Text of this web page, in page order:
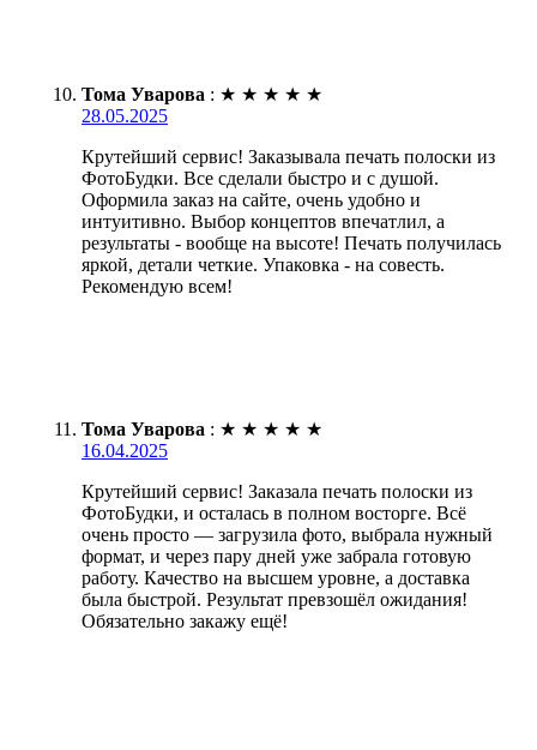
Тома Уварова : ★ ★ ★ ★ ★
28.05.2025
Крутейший сервис! Заказывала печать полоски из
ФотоБудки. Все сделали быстро и с душой.
Оформила заказ на сайте, очень удобно и
интуитивно. Выбор концептов впечатлил, а
результаты - вообще на высоте! Печать получилась
яркой, детали четкие. Упаковка - на совесть.
Рекомендую всем!
Тома Уварова : ★ ★ ★ ★ ★
16.04.2025
Крутейший сервис! Заказала печать полоски из
ФотоБудки, и осталась в полном восторге. Всё
очень просто — загрузила фото, выбрала нужный
формат, и через пару дней уже забрала готовую
работу. Качество на высшем уровне, а доставка
была быстрой. Результат превзошёл ожидания!
Обязательно закажу ещё!